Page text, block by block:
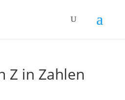
Z in Zahlen